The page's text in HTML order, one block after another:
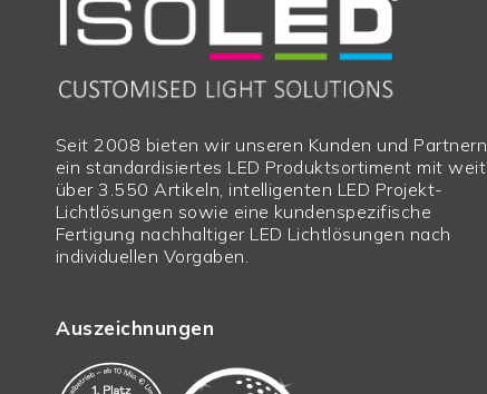
Schutzart
Nein
Gehäusematerial
Aluminium
Gehäusefarbe
silber/grau
Gewicht in Gramm
508
Höhe in mm
15,0
Durchmesser in mm
220,00 mm
Lochausschnitt Typ
Einbautiefe in mm
Seit 2008 bieten wir unseren Kunden und Partnern
ein standardisiertes LED Produktsortiment mit weit
über 3.550 Artikeln, intelligenten LED Projekt-
Lichtlösungen sowie eine kundenspezifische
Fertigung nachhaltiger LED Lichtlösungen nach
individuellen Vorgaben.
Auszeichnungen